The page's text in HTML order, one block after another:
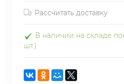
Рассчитать доставку
В наличии на складе
шт.)